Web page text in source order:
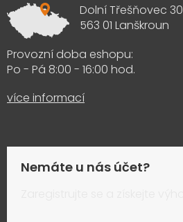
Dolní Třešňovec 30
563 01 Lanškroun
Provozní doba eshopu:
Po - Pá 8:00 - 16:00 hod.
více informací
Nemáte u nás účet?